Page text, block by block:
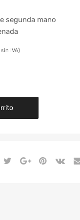
segunda mano